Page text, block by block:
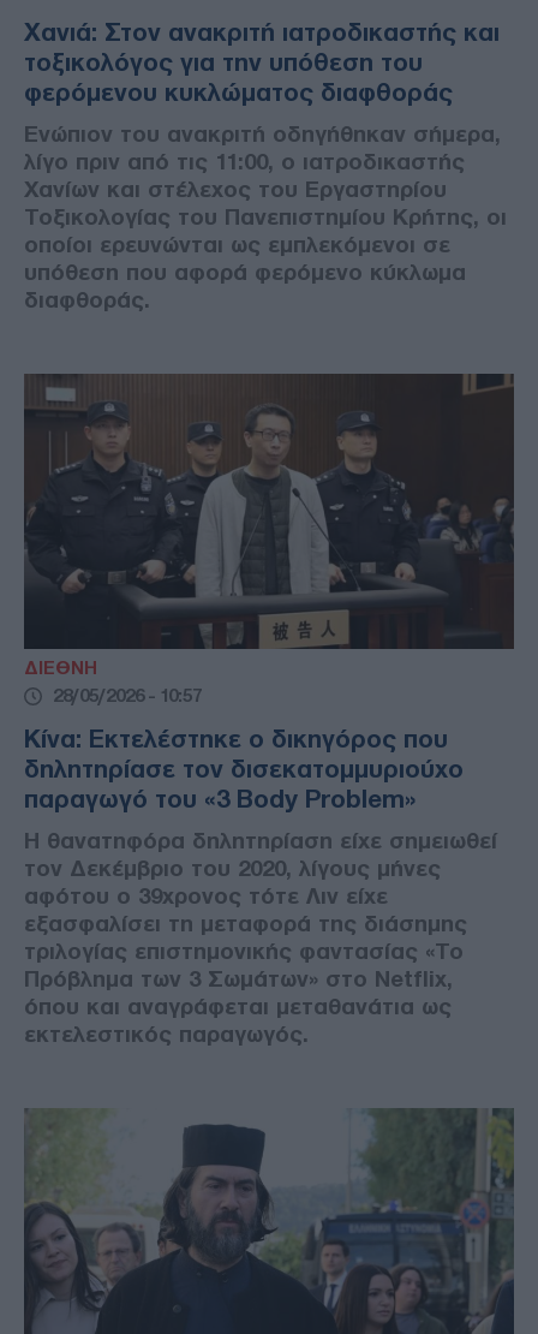
Χανιά: Στον ανακριτή ιατροδικαστής και
τοξικολόγος για την υπόθεση του
φερόμενου κυκλώματος διαφθοράς
Ενώπιον του ανακριτή οδηγήθηκαν σήμερα,
λίγο πριν από τις 11:00, ο ιατροδικαστής
Χανίων και στέλεχος του Εργαστηρίου
Τοξικολογίας του Πανεπιστημίου Κρήτης, οι
οποίοι ερευνώνται ως εμπλεκόμενοι σε
υπόθεση που αφορά φερόμενο κύκλωμα
διαφθοράς.
ΔΙΕΘΝΗ
28/05/2026 - 10:57
Κίνα: Εκτελέστηκε ο δικηγόρος που
δηλητηρίασε τον δισεκατομμυριούχο
παραγωγό του «3 Body Problem»
Η θανατηφόρα δηλητηρίαση είχε σημειωθεί
τον Δεκέμβριο του 2020, λίγους μήνες
αφότου ο 39χρονος τότε Λιν είχε
εξασφαλίσει τη μεταφορά της διάσημης
τριλογίας επιστημονικής φαντασίας «Το
Πρόβλημα των 3 Σωμάτων» στο Netflix,
όπου και αναγράφεται μεταθανάτια ως
εκτελεστικός παραγωγός.